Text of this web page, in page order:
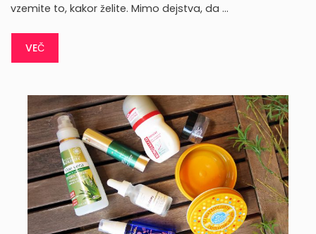
vzemite to, kakor želite. Mimo dejstva, da …
VEČ